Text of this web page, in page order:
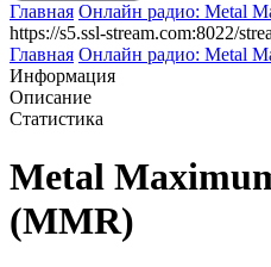
Главная Онлайн радио: Metal
https://s5.ssl-stream.com:8022/
Главная Онлайн радио: Metal
Информация
Описание
Статистика
Metal
(MMR)